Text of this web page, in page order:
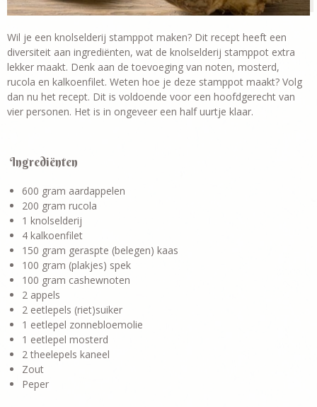
Wil je een knolselderij stamppot maken? Dit recept heeft een
diversiteit aan ingrediënten, wat de knolselderij stamppot extra
lekker maakt. Denk aan de toevoeging van noten, mosterd,
rucola en kalkoenfilet. Weten hoe je deze stamppot maakt? Volg
dan nu het recept. Dit is voldoende voor een hoofdgerecht van
vier personen. Het is in ongeveer een half uurtje klaar.
Ingrediënten
600 gram aardappelen
200 gram rucola
1 knolselderij
4 kalkoenfilet
150 gram geraspte (belegen) kaas
100 gram (plakjes) spek
100 gram cashewnoten
2 appels
2 eetlepels (riet)suiker
1 eetlepel zonnebloemolie
1 eetlepel mosterd
2 theelepels kaneel
Zout
Peper